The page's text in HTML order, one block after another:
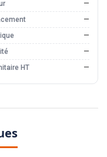
—
—
—
—
HT
—